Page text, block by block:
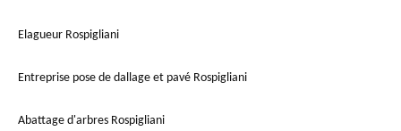
Elagueur Rospigliani
Entreprise pose de dallage et pavé Rospigliani
Abattage d'arbres Rospigliani